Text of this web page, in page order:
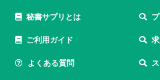
秘書サプリとは
ご利用ガイド
よくある質問